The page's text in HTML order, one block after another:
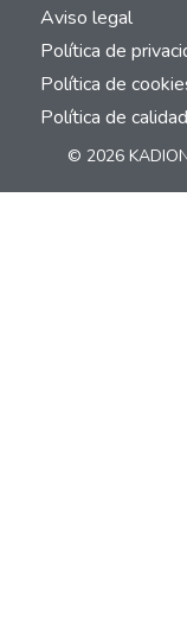
Aviso legal
Política de
Política de
Política de
© 2026